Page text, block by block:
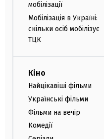
мобілізації
Мобілізація в Україні:
скільки осіб мобілізує
ТЦК
Кіно
Найцікавіші фільми
Українські фільми
Фільми на вечір
Комедії